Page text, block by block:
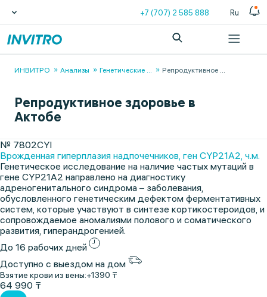
+7 (707) 2 585 888 Ru
ИНВИТРО Анализы Генетические ... Репродуктивное ...
Репродуктивное здоровье в
Актобе
№ 7802CYI
Врожденная гиперплазия надпочечников, ген CYP21A2, ч.м.
Генетическое исследование на наличие частых мутаций в
гене CYP21A2 направлено на диагностику
адреногенитального синдрома – заболевания,
обусловленного генетическим дефектом ферментативных
систем, которые участвуют в синтезе кортикостероидов, и
сопровождаемое аномалиями полового и соматического
развития, гиперандрогенией.
До 16 рабочих дней
Доступно с выездом на дом
Взятие крови из вены:+1390 ₸
64 990 ₸